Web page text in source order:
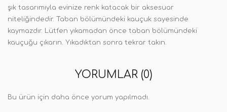
şık tasarımıyla evinize renk katacak bir aksesuar
niteliğindedir. Taban bölümündeki kauçuk sayesinde
kaymazdır. Lütfen yıkamadan önce taban bölümündeki
kauçuğu çıkarın. Yıkadıktan sonra tekrar takın.
YORUMLAR (0)
Bu ürün için daha önce yorum yapılmadı.